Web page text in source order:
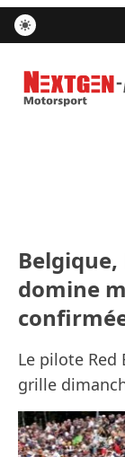
Nextgen-
Belgique,
domine
Le pilote Red
grille